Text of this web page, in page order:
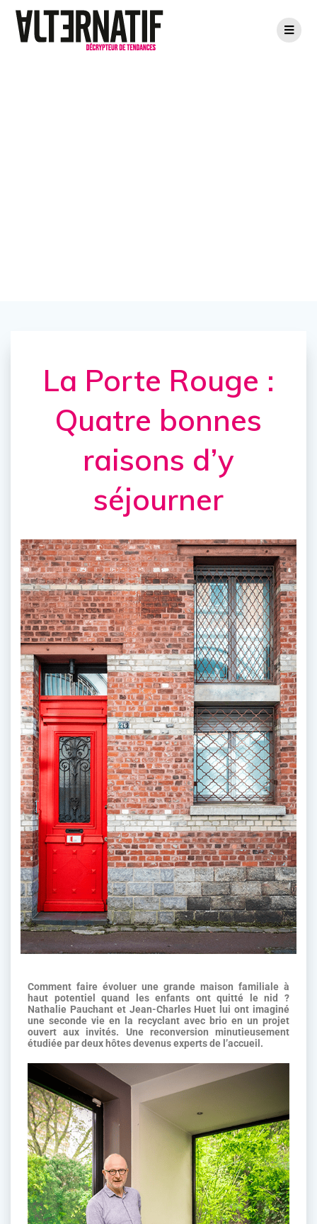
La Porte Rouge :
Quatre bonnes
raisons d’y
séjourner
Comment faire évoluer une grande maison familiale à
haut potentiel quand les enfants ont quitté le nid ?
Nathalie Pauchant et Jean-Charles Huet lui ont imaginé
une seconde vie en la recyclant avec brio en un projet
ouvert aux invités. Une reconversion minutieusement
étudiée par deux hôtes devenus experts de l’accueil.